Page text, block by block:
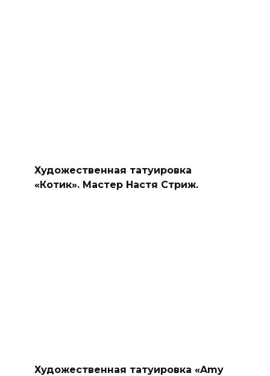
Художественная татуировка
«Котик». Мастер Настя Стриж.
Художественная татуировка «Amy